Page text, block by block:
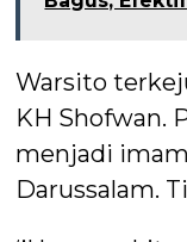
Warsito
KH Shofwan.
menjadi
Darussalam.